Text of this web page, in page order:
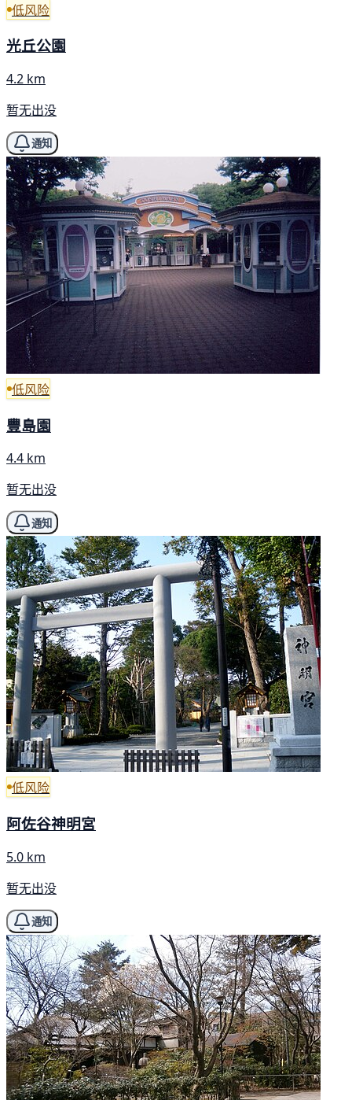
低风险
光丘公園
4.2 km
暂无出没
通知
低风险
豐島園
4.4 km
暂无出没
通知
低风险
阿佐谷神明宮
5.0 km
暂无出没
通知